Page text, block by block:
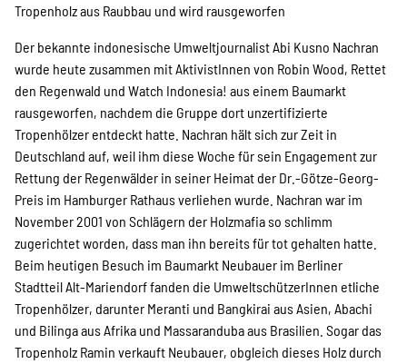
Kampagne
Stellenangebote
Werde Mitglied
Newsletter abonnieren
SPENDEN
Tropenholz aus Raubbau und wird rausgeworfen
Der bekannte indonesische Umweltjournalist Abi Kusno Nachran
wurde heute zusammen mit AktivistInnen von Robin Wood, Rettet
den Regenwald und Watch Indonesia! aus einem Baumarkt
rausgeworfen, nachdem die Gruppe dort unzertifizierte
Tropenhölzer entdeckt hatte. Nachran hält sich zur Zeit in
Deutschland auf, weil ihm diese Woche für sein Engagement zur
Rettung der Regenwälder in seiner Heimat der Dr.-Götze-Georg-
Preis im Hamburger Rathaus verliehen wurde. Nachran war im
November 2001 von Schlägern der Holzmafia so schlimm
zugerichtet worden, dass man ihn bereits für tot gehalten hatte.
Beim heutigen Besuch im Baumarkt Neubauer im Berliner
Stadtteil Alt-Mariendorf fanden die UmweltschützerInnen etliche
Tropenhölzer, darunter Meranti und Bangkirai aus Asien, Abachi
und Bilinga aus Afrika und Massaranduba aus Brasilien. Sogar das
Tropenholz Ramin verkauft Neubauer, obgleich dieses Holz durch